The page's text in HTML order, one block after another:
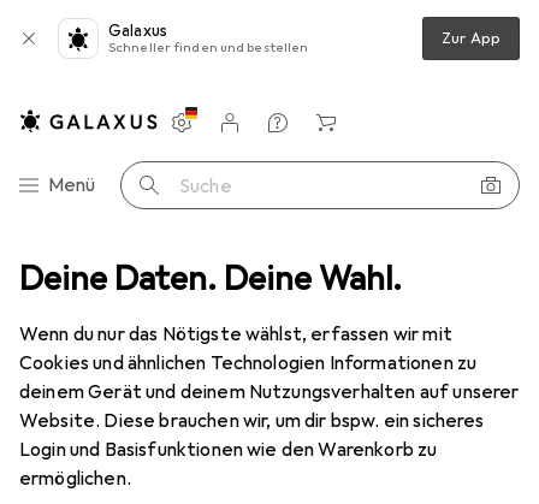
Deine Daten. Deine Wahl.
Wenn du nur das Nötigste wählst, erfassen wir mit
Cookies und ähnlichen Technologien Informationen zu
deinem Gerät und deinem Nutzungsverhalten auf unserer
Website. Diese brauchen wir, um dir bspw. ein sicheres
Login und Basisfunktionen wie den Warenkorb zu
ermöglichen.
Galaxus
Schneller finden und bestellen Zur App
Navigation nach Kategorien
Menü Suche
Einstellungen
Kundenkonto
Vergleichslisten
Merklisten
Warenkorb
Veloräder + Veloschläuche Veloreifen Vittoria Corsa Speed
6 Bilder
VittoriaCorsa Speed
EUR
76,08